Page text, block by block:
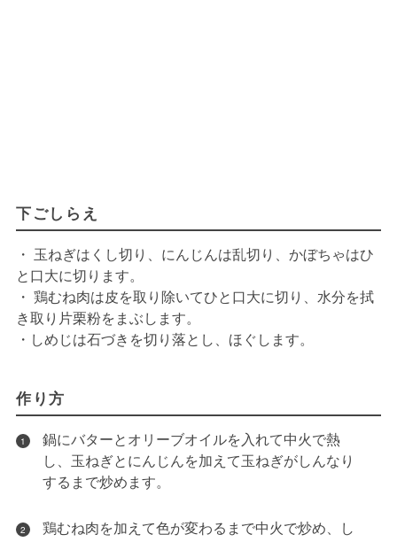
下ごしらえ
・ 玉ねぎはくし切り、にんじんは乱切り、かぼちゃはひ
と口大に切ります。
・ 鶏むね肉は皮を取り除いてひと口大に切り、水分を拭
き取り片栗粉をまぶします。
・しめじは石づきを切り落とし、ほぐします。
作り方
1
鍋にバターとオリーブオイルを入れて中火で熱
し、玉ねぎとにんじんを加えて玉ねぎがしんなり
するまで炒めます。
2
鶏むね肉を加えて色が変わるまで中火で炒め、し